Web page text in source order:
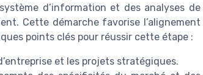
d’information et des analyses de
Cette démarche favorise l’alignement
points clés pour réussir cette étape :
et les projets stratégiques.